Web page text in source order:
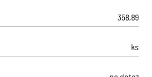
358,89
ks